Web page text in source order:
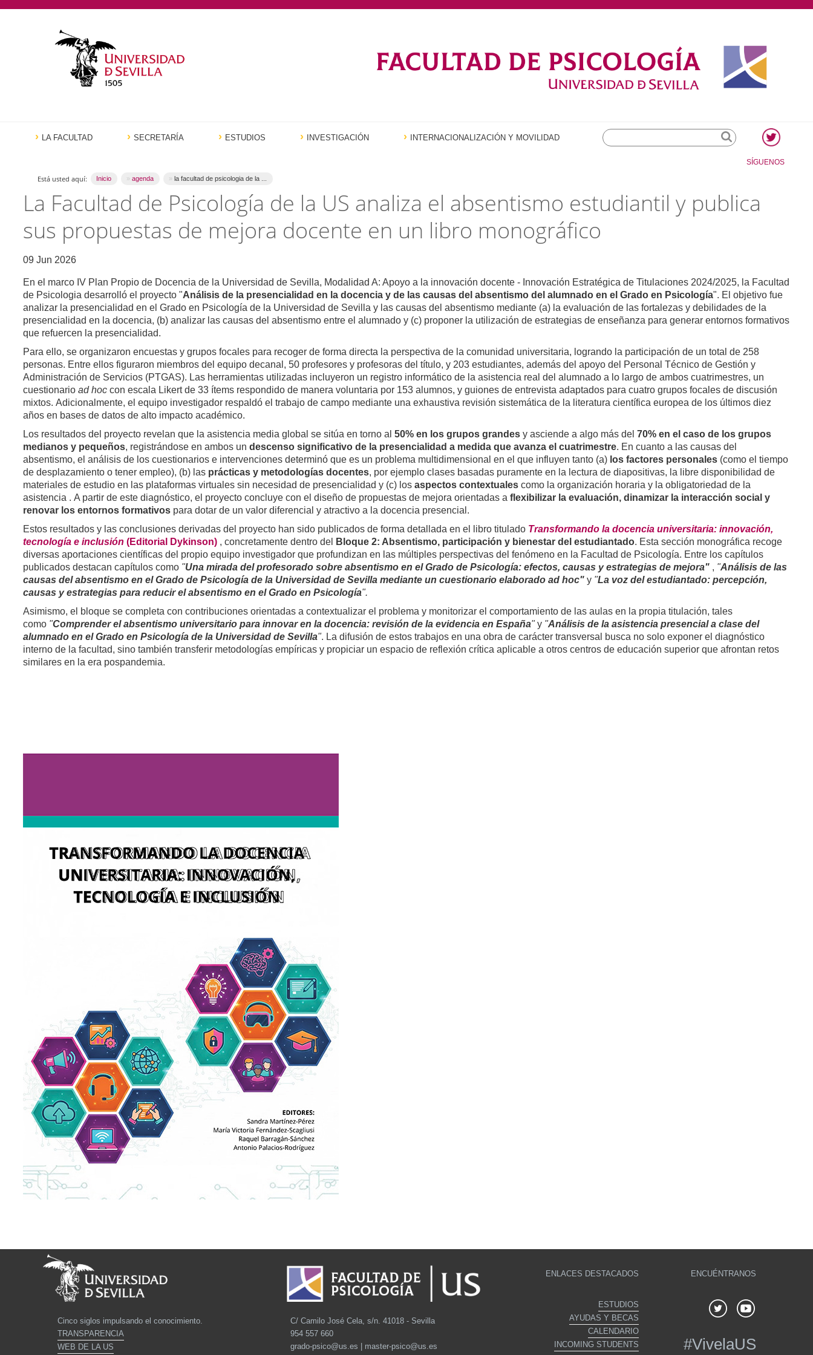
LA FACULTAD SECRETARÍA ESTUDIOS INVESTIGACIÓN INTERNACIONALIZACIÓN Y MOVILIDAD
Search
SÍGUENOS
Está usted aquí: Inicio agenda la facultad de psicologia de la ...
La Facultad de Psicología de la US analiza el absentismo estudiantil y publica
sus propuestas de mejora docente en un libro monográfico
09 Jun 2026
En el marco IV Plan Propio de Docencia de la Universidad de Sevilla, Modalidad A: Apoyo a la innovación docente - Innovación Estratégica de Titulaciones 2024/2025, la Facultad
de Psicologia desarrolló el proyecto "Análisis de la presencialidad en la docencia y de las causas del absentismo del alumnado en el Grado en Psicología". El objetivo fue
analizar la presencialidad en el Grado en Psicología de la Universidad de Sevilla y las causas del absentismo mediante (a) la evaluación de las fortalezas y debilidades de la
presencialidad en la docencia, (b) analizar las causas del absentismo entre el alumnado y (c) proponer la utilización de estrategias de enseñanza para generar entornos formativos
que refuercen la presencialidad.
Para ello, se organizaron encuestas y grupos focales para recoger de forma directa la perspectiva de la comunidad universitaria, logrando la participación de un total de 258
personas. Entre ellos figuraron miembros del equipo decanal, 50 profesores y profesoras del título, y 203 estudiantes, además del apoyo del Personal Técnico de Gestión y
Administración de Servicios (PTGAS). Las herramientas utilizadas incluyeron un registro informático de la asistencia real del alumnado a lo largo de ambos cuatrimestres, un
cuestionario ad hoc con escala Likert de 33 ítems respondido de manera voluntaria por 153 alumnos, y guiones de entrevista adaptados para cuatro grupos focales de discusión
mixtos. Adicionalmente, el equipo investigador respaldó el trabajo de campo mediante una exhaustiva revisión sistemática de la literatura científica europea de los últimos diez
años en bases de datos de alto impacto académico.
Los resultados del proyecto revelan que la asistencia media global se sitúa en torno al 50% en los grupos grandes y asciende a algo más del 70% en el caso de los grupos
medianos y pequeños, registrándose en ambos un descenso significativo de la presencialidad a medida que avanza el cuatrimestre. En cuanto a las causas del
absentismo, el análisis de los cuestionarios e intervenciones determinó que es un problema multidimensional en el que influyen tanto (a) los factores personales (como el tiempo
de desplazamiento o tener empleo), (b) las prácticas y metodologías docentes, por ejemplo clases basadas puramente en la lectura de diapositivas, la libre disponibilidad de
materiales de estudio en las plataformas virtuales sin necesidad de presencialidad y (c) los aspectos contextuales como la organización horaria y la obligatoriedad de la
asistencia . A partir de este diagnóstico, el proyecto concluye con el diseño de propuestas de mejora orientadas a flexibilizar la evaluación, dinamizar la interacción social y
renovar los entornos formativos para dotar de un valor diferencial y atractivo a la docencia presencial.
Estos resultados y las conclusiones derivadas del proyecto han sido publicados de forma detallada en el libro titulado Transformando la docencia universitaria: innovación,
tecnología e inclusión (Editorial Dykinson) , concretamente dentro del Bloque 2: Absentismo, participación y bienestar del estudiantado. Esta sección monográfica recoge
diversas aportaciones científicas del propio equipo investigador que profundizan en las múltiples perspectivas del fenómeno en la Facultad de Psicología. Entre los capítulos
publicados destacan capítulos como "Una mirada del profesorado sobre absentismo en el Grado de Psicología: efectos, causas y estrategias de mejora" , "Análisis de las
causas del absentismo en el Grado de Psicología de la Universidad de Sevilla mediante un cuestionario elaborado ad hoc" y "La voz del estudiantado: percepción,
causas y estrategias para reducir el absentismo en el Grado en Psicología".
Asimismo, el bloque se completa con contribuciones orientadas a contextualizar el problema y monitorizar el comportamiento de las aulas en la propia titulación, tales
como "Comprender el absentismo universitario para innovar en la docencia: revisión de la evidencia en España"y "Análisis de la asistencia presencial a clase del
alumnado en el Grado en Psicología de la Universidad de Sevilla". La difusión de estos trabajos en una obra de carácter transversal busca no solo exponer el diagnóstico
interno de la facultad, sino también transferir metodologías empíricas y propiciar un espacio de reflexión crítica aplicable a otros centros de educación superior que afrontan retos
similares en la era pospandemia.
Cinco siglos impulsando el conocimiento.
TRANSPARENCIA
WEB DE LA US
C/ Camilo José Cela, s/n. 41018 - Sevilla
954 557 660
grado-psico@us.es | master-psico@us.es
ENLACES DESTACADOS
ESTUDIOS
AYUDAS Y BECAS
CALENDARIO
INCOMING STUDENTS
ENCUÉNTRANOS
#VivelaUS